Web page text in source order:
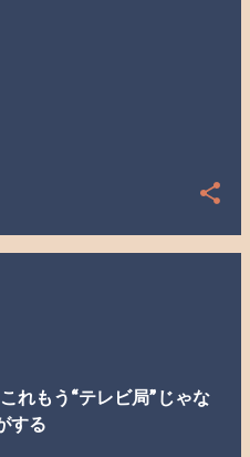
れもう“テレビ局”じゃな
する